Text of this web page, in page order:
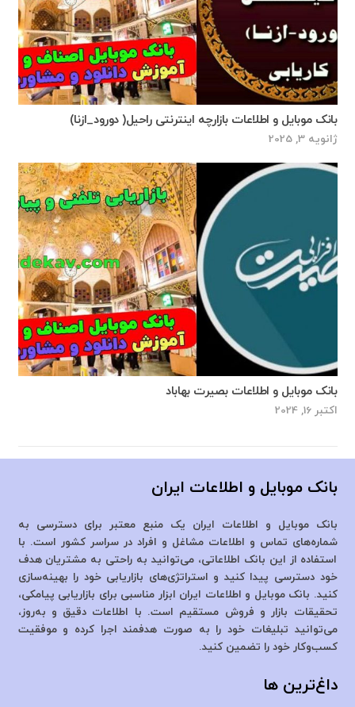
بانک موبایل و اطلاعات بازارچه اینترنتی راحیل( دورود_ازنا)
ژانویه 3, 2025
بانک موبایل و اطلاعات بصیرت بهاباد
اکتبر 16, 2024
بانک موبایل و اطلاعات ایران
بانک موبایل و اطلاعات ایران یک منبع معتبر برای دسترسی به
شماره‌های تماس و اطلاعات مشاغل و افراد در سراسر کشور است. با
استفاده از این بانک اطلاعاتی، می‌توانید به راحتی به مشتریان هدف
خود دسترسی پیدا کنید و استراتژی‌های بازاریابی خود را بهینه‌سازی
کنید. بانک موبایل و اطلاعات ایران ابزار مناسبی برای بازاریابی پیامکی،
تحقیقات بازار و فروش مستقیم است. با اطلاعات دقیق و به‌روز،
می‌توانید تبلیغات خود را به صورت هدفمند اجرا کرده و موفقیت
کسب‌وکار خود را تضمین کنید.
داغ‌ترین ها